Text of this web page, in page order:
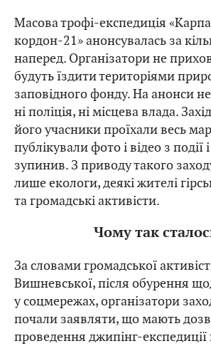
Масова трофі-експедиція
кордон-21» анонсувалась за
наперед. Організатори не
будуть їздити територіями
заповідного фонду. На анонси
ні поліція, ні місцева влада.
його учасники проїхали весь
публікували фото і відео з події
зупинив. З приводу такого
лише екологи, деякі жителі
та громадські активісти.
Чому так
За словами громадської
Вишневської, після обурення
у соцмережах, організатори
почали заявляти, що мають
проведення джипінг-експедиції